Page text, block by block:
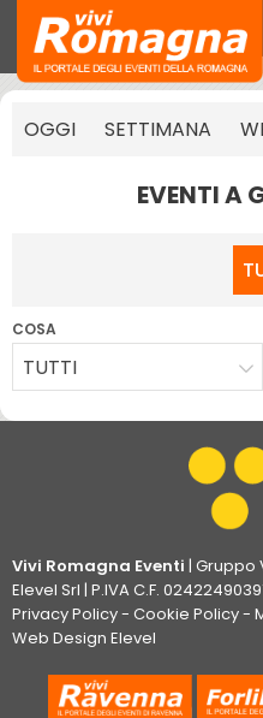
OGGI SETTIMANA
EVENTI A
COSA
TUTTI
Vivi Romagna Eventi | Gruppo
Elevel Srl | P.IVA C.F.
Privacy Policy- Cookie Policy-
Web Design Elevel